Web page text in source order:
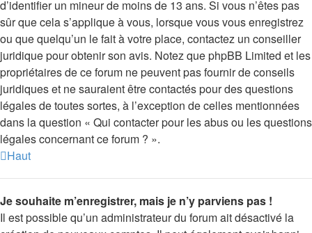
d’identifier un mineur de moins de 13 ans. Si vous n’êtes pas
sûr que cela s’applique à vous, lorsque vous vous enregistrez
ou que quelqu’un le fait à votre place, contactez un conseiller
juridique pour obtenir son avis. Notez que phpBB Limited et les
propriétaires de ce forum ne peuvent pas fournir de conseils
juridiques et ne sauraient être contactés pour des questions
légales de toutes sortes, à l’exception de celles mentionnées
dans la question « Qui contacter pour les abus ou les questions
légales concernant ce forum ? ».
Haut
Je souhaite m’enregistrer, mais je n’y parviens pas !
Il est possible qu’un administrateur du forum ait désactivé la